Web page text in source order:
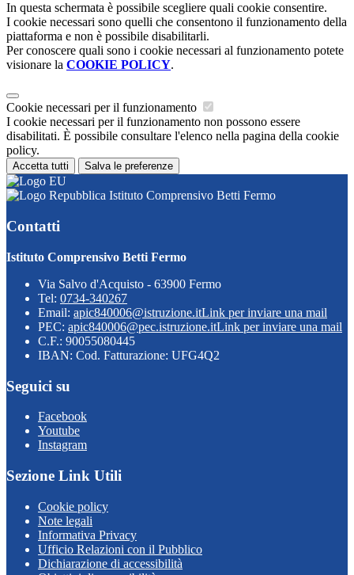
In questa schermata è possibile scegliere quali cookie consentire.
I cookie necessari sono quelli che consentono il funzionamento della
piattaforma e non è possibile disabilitarli.
Per conoscere quali sono i cookie necessari al funzionamento potete
visionare la COOKIE POLICY.
Cookie necessari per il funzionamento
I cookie necessari per il funzionamento non possono essere
disabilitati. È possibile consultare l'elenco nella pagina della cookie
policy.
Accetta tutti Salva le preferenze
Istituto Comprensivo Betti Fermo
Contatti
Istituto Comprensivo Betti Fermo
Via Salvo d'Acquisto - 63900 Fermo
Tel: 0734-340267
Email: apic840006@istruzione.itLink per inviare una mail
PEC: apic840006@pec.istruzione.itLink per inviare una mail
C.F.: 90055080445
IBAN: Cod. Fatturazione: UFG4Q2
Seguici su
Facebook
Youtube
Instagram
Sezione Link Utili
Cookie policy
Note legali
Informativa Privacy
Ufficio Relazioni con il Pubblico
Dichiarazione di accessibilità